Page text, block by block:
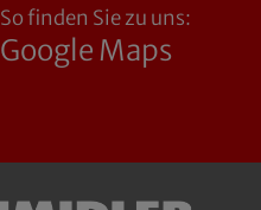
So finden Sie zu uns:
Google Maps